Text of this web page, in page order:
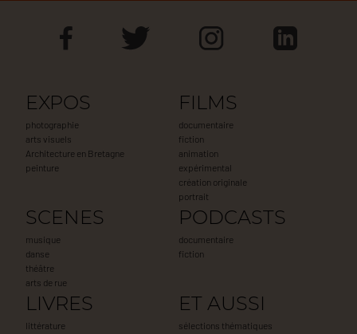
EXPOS
photographie
arts visuels
Architecture en Bretagne
peinture
FILMS
documentaire
fiction
animation
expérimental
création originale
portrait
SCENES
musique
danse
théâtre
arts de rue
PODCASTS
documentaire
fiction
LIVRES
littérature
ET AUSSI
sélections thématiques